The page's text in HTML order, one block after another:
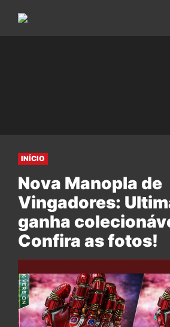
INÍCIO
Nova Manopla de
Vingadores:
ganha
Confira as fotos!